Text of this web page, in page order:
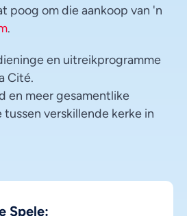
poog om die aankoop van 'n
.
en uitreikprogramme
Cité.
en meer gesamentlike
verskillende kerke in
Spele: